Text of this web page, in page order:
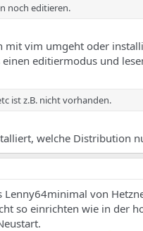
noch editieren.
mit vim umgeht oder
editiermodus und
ist z.B. nicht vorhanden.
welche Distribution
von
so einrichten wie in der